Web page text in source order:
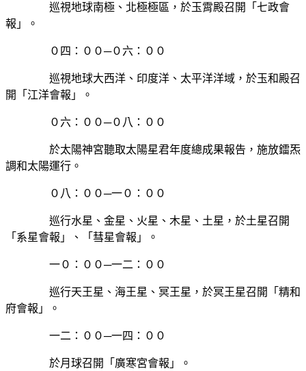
巡視地球南極、北極極區，於玉霄殿召開「七政會
報」。
０四：００─０六：００
巡視地球大西洋、印度洋、太平洋洋域，於玉和殿召
開「江洋會報」。
０六：００─０八：００
於太陽神宮聽取太陽星君年度總成果報告，施放鐳炁
調和太陽運行。
０八：００─一０：００
巡行水星、金星、火星、木星、土星，於土星召開
「系星會報」、「彗星會報」。
一０：００─一二：００
巡行天王星、海王星、冥王星，於冥王星召開「精和
府會報」。
一二：００─一四：００
於月球召開「廣寒宮會報」。